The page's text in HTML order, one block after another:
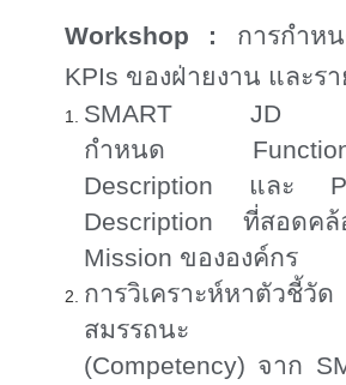
Workshop :
การกำห
KPIs ของฝ่ายงาน และร
SMART JD
กำหนด
Description และ
Description ที่สอดคล้
Mission ขององค์กร
การวิเคราะห์หาตัวชี้วั
สมรรถนะ
(Competency) จาก